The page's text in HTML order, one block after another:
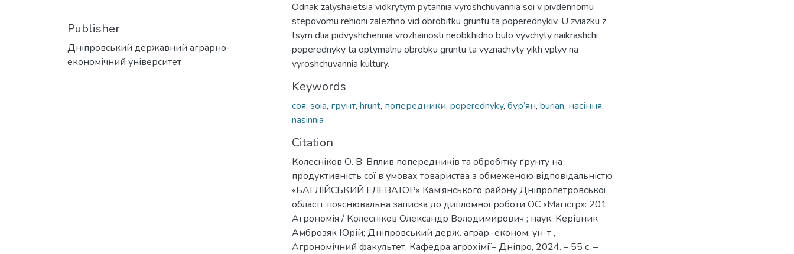
Publisher
Дніпровський державний аграрно-
економічний університет
Odnak zalyshaietsia vidkrytym pytannia vyroshchuvannia soi v pivdennomu
stepovomu rehioni zalezhno vid obrobitku gruntu ta poperednykiv. U zviazku z
tsym dlia pidvyshchennia vrozhainosti neobkhidno bulo vyvchyty naikrashchi
poperednyky ta optymalnu obrobku gruntu ta vyznachyty yikh vplyv na
vyroshchuvannia kultury.
Keywords
соя, soia, грунт, hrunt, попередники, poperednyky, бур’ян, burian, насіння,
nasinnia
Citation
Колесніков О. В. Вплив попередників та обробітку ґрунту на
продуктивність сої в умовах товариства з обмеженою відповідальністю
«БАГЛІЙСЬКИЙ ЕЛЕВАТОР» Кам’янського району Дніпропетровської
області :пояснювальна записка до дипломної роботи ОС «Магістр»: 201
Агрономія / Колесніков Олександр Володимирович ; наук. Керівник
Амброзяк Юрій; Дніпровський держ. аграр.-економ. ун-т ,
Агрономічний факультет, Кафедра агрохімії– Дніпро, 2024. – 55 с. –